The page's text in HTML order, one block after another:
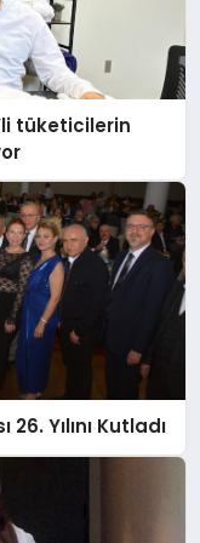
tüketicilerin
Yılını Kutladı